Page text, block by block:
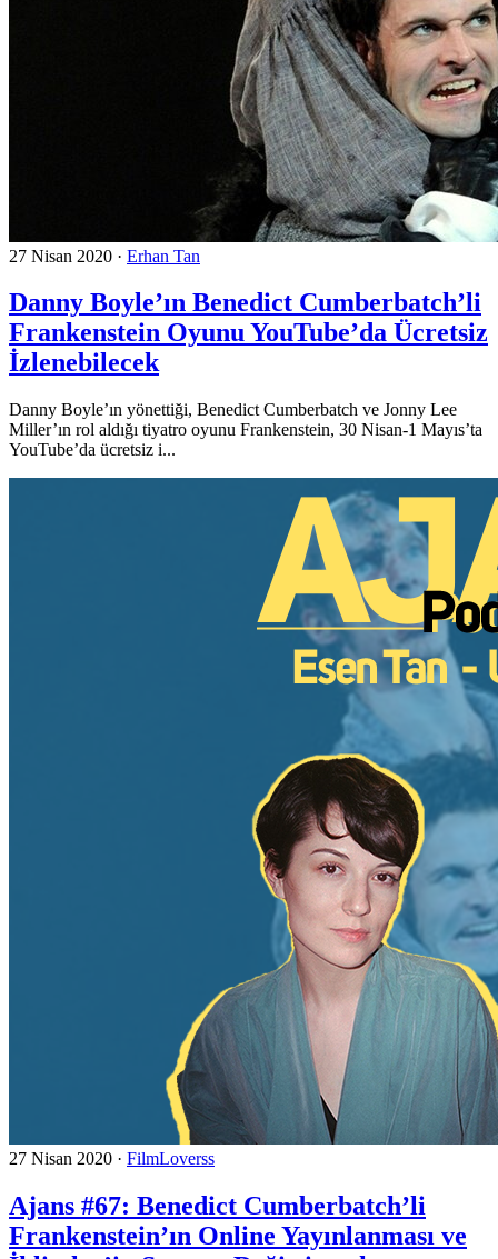
27 Nisan 2020 · Erhan Tan
Danny Boyle’ın Benedict Cumberbatch’li
Frankenstein Oyunu YouTube’da Ücretsiz
İzlenebilecek
Danny Boyle’ın yönettiği, Benedict Cumberbatch ve Jonny Lee
Miller’ın rol aldığı tiyatro oyunu Frankenstein, 30 Nisan-1 Mayıs’ta
YouTube’da ücretsiz i...
27 Nisan 2020 · FilmLoverss
Ajans #67: Benedict Cumberbatch’li
Frankenstein’ın Online Yayınlanması ve